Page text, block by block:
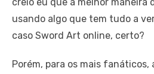
usando algo que tem tudo a
caso Sword Art online, certo?
Porém, para os mais fanáticos,